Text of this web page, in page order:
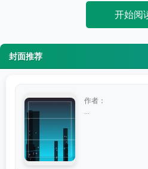
开始阅
封面推荐
作者：